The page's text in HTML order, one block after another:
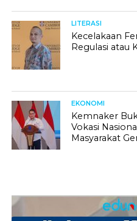
LITERASI
Kecelakaan
Regulasi atau
EKONOMI
Kemnaker
Vokasi
Masyarakat